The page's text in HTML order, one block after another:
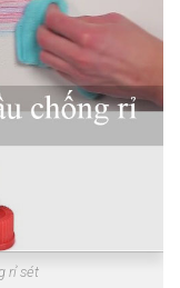
rỉ sét